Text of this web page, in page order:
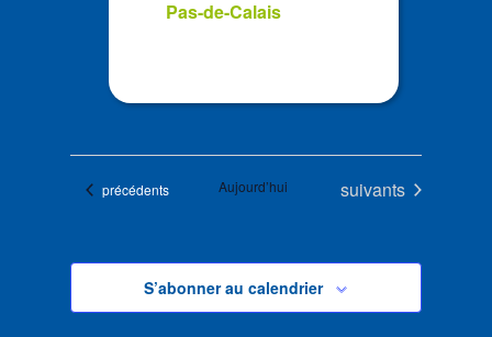
Pas-de-Calais
Évènements
précédents Aujourd’hui Évènements
suivants
S’abonner au calendrier